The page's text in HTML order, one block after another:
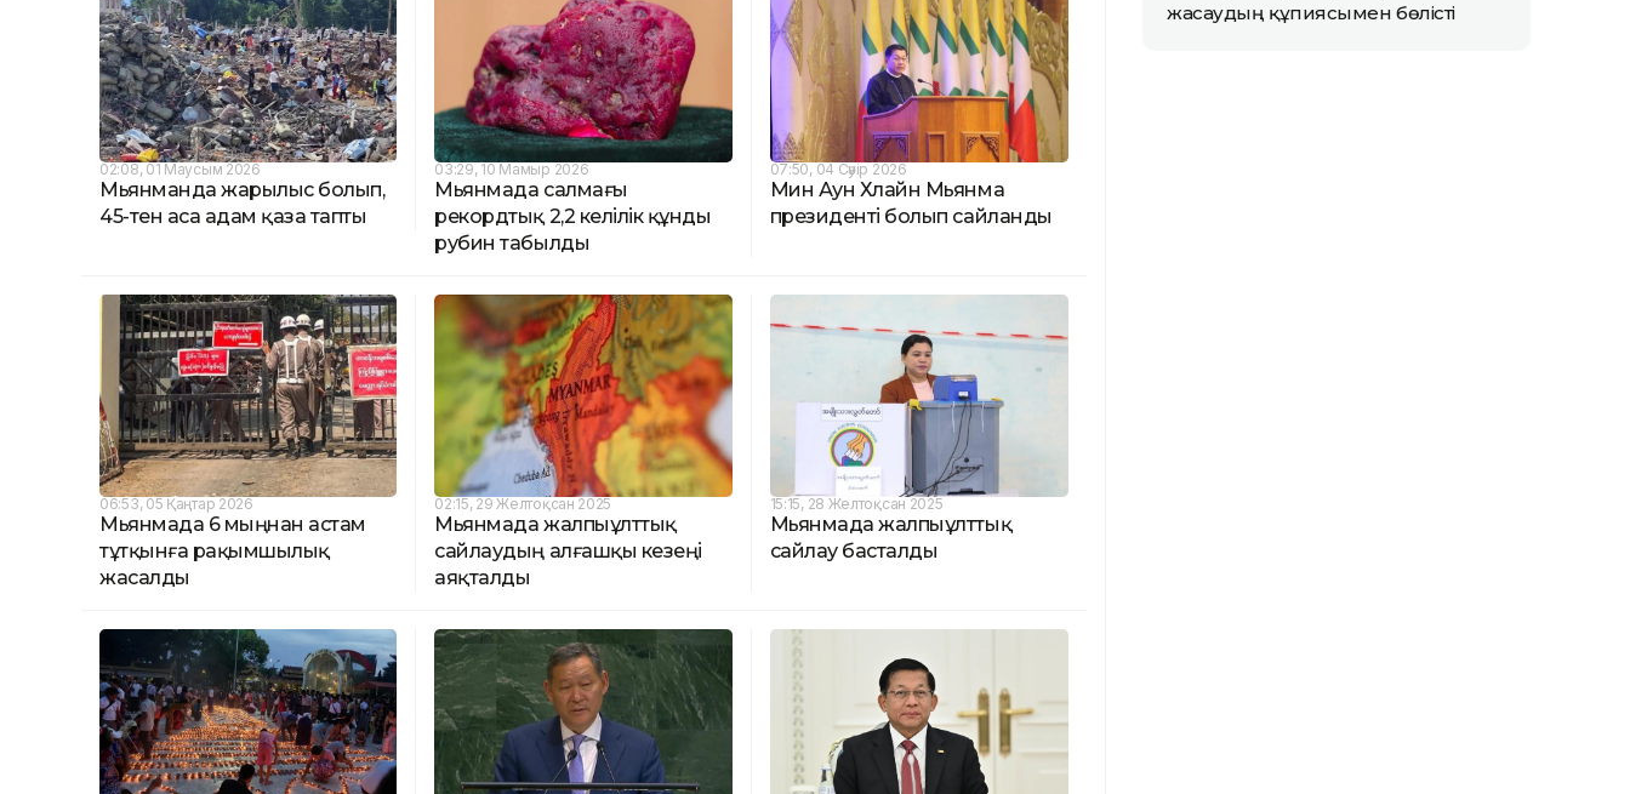
02:08, 01 Маусым 2026
Мьянманда жарылыс болып,
45-тен аса адам қаза тапты
03:29, 10 Мамыр 2026
Мьянмада салмағы
рекордтық 2,2 келілік құнды
рубин табылды
07:50, 04 Сәуір 2026
Мин Аун Хлайн Мьянма
президенті болып сайланды
06:53, 05 Қаңтар 2026
Мьянмада 6 мыңнан астам
тұтқынға рақымшылық
жасалды
02:15, 29 Желтоқсан 2025
Мьянмада жалпыұлттық
сайлаудың алғашқы кезеңі
аяқталды
15:15, 28 Желтоқсан 2025
Мьянмада жалпыұлттық
сайлау басталды
жасаудың құпиясымен бөлісті